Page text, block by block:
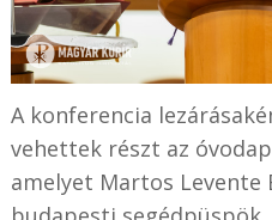
A konferencia
vehettek részt az
amelyet Martos Levente